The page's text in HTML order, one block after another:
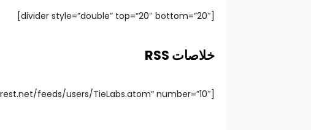
[divider style=”double” top=”20″ bottom=”20″]
خلاصات RSS
[feed url=”feed://themeforest.net/feeds/users/TieLabs.atom” number=”10″]